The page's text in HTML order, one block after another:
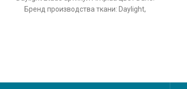
Бренд производства ткани: Daylight,